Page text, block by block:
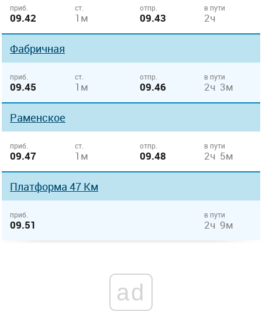
приб.
09.42
ст.
1м
отпр.
09.43
в пути
2ч
Фабричная
приб.
09.45
ст.
1м
отпр.
09.46
в пути
2ч 3м
Раменское
приб.
09.47
ст.
1м
отпр.
09.48
в пути
2ч 5м
Платформа 47 Км
приб.
09.51
в пути
2ч 9м
ad